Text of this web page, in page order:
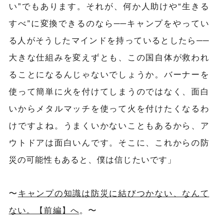
い”でもあります。それが、何か人助けや“生きる
すべ”に変換できるのなら──キャンプをやってい
る人がそうしたマインドを持っているとしたら──
大きな仕組みを変えずとも、この国自体が救われ
ることになるんじゃないでしょうか。バーナーを
使って簡単に火を付けてしまうのではなく、面白
いからメタルマッチを使って火を付けたくなるわ
けですよね。うまくいかないこともあるから、ア
ウトドアは面白いんです。そこに、これからの防
災の可能性もあると、僕は信じたいです」
〜 キャンプの知識は防災に結びつかない、なんて
ない。【前編】へ。〜